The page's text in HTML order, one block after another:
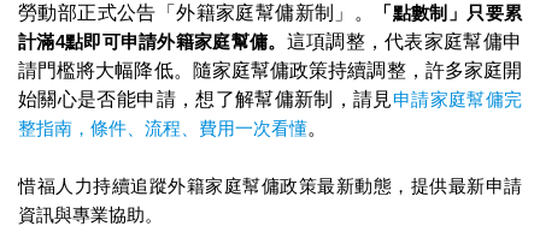
勞動部正式公告「外籍家庭幫傭新制」。
「點數制」只要累
計滿4點即可申請外籍家庭幫傭。 這項調整，代表家庭幫傭申
請門檻將大幅降低。隨家庭幫傭政策持續調整，許多家庭開
始關心是否能申請，想了解幫傭新制，請見申請家庭幫傭完
整指南，條件、流程、費用一次看懂。
惜福人力持續追蹤外籍家庭幫傭政策最新動態，提供最新申請
資訊與專業協助。